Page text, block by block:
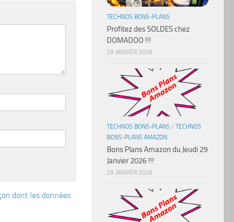
dont les données
TECHNOS BONS-PLANS
Profitez des SOLDES chez
DOMADOO !!!
29 JANVIER 2026
TECHNOS BONS-PLANS / TECHNOS
BONS-PLANS AMAZON
Bons Plans Amazon du Jeudi 29
Janvier 2026 !!!
29 JANVIER 2026